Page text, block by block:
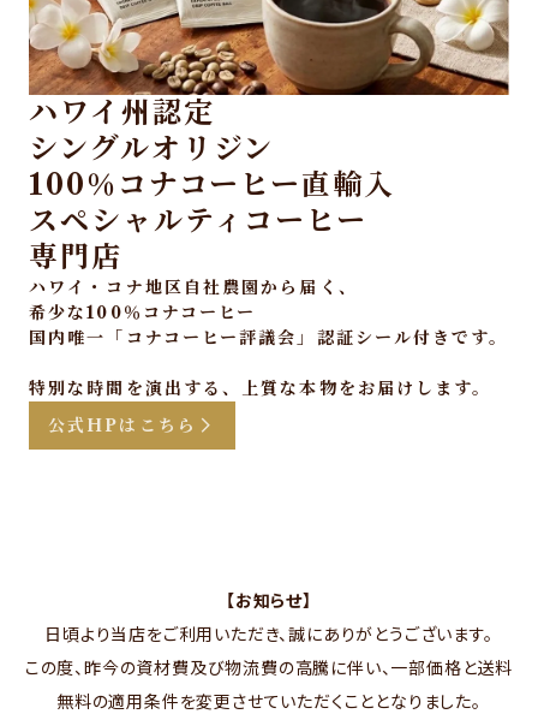
ハワイ州認定
シングルオリジン
100％コナコーヒー直輸入
スペシャルティコーヒー
専門店
ハワイ・コナ地区自社農園から届く、
希少な100％コナコーヒー
国内唯一「コナコーヒー評議会」認証シール付きです。
特別な時間を演出する、上質な本物をお届けします。
公式HPはこちら
【お知らせ】
日頃より当店をご利用いただき、誠にありがとうございます。
この度、昨今の資材費及び物流費の高騰に伴い、一部価格と送料
無料の適用条件を変更させていただくこととなりました。